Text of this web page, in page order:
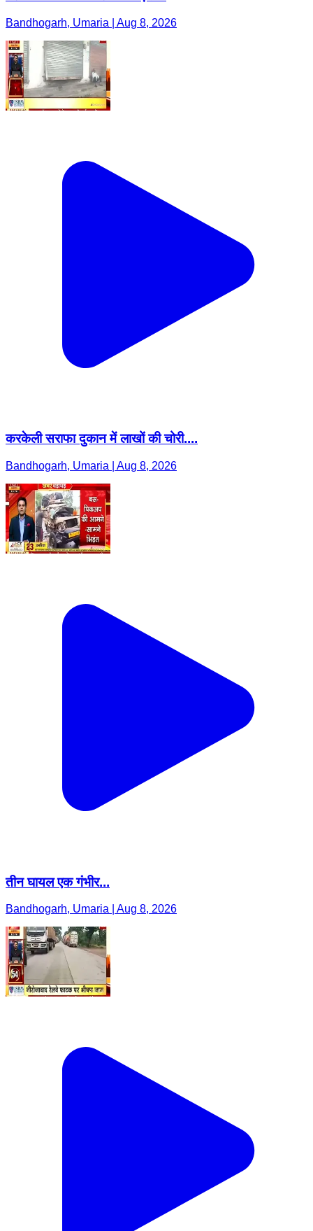
Bandhogarh, Umaria | Aug 8, 2026
करकेली सराफा दुकान में लाखों की चोरी....
Bandhogarh, Umaria | Aug 8, 2026
तीन घायल एक गंभीर...
Bandhogarh, Umaria | Aug 8, 2026